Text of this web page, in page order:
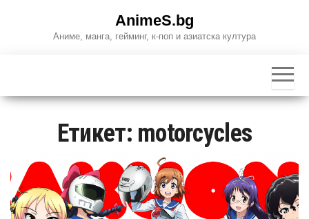
AnimeS.bg
Аниме, манга, гейминг, к-поп и азиатска култура
Етикет: motorcycles